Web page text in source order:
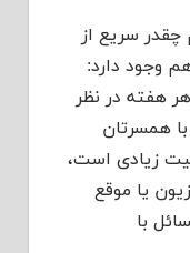
سریع از
وجود دارد:
هفته در نظر
همسرتان
زیادی است،
یا موقع
با